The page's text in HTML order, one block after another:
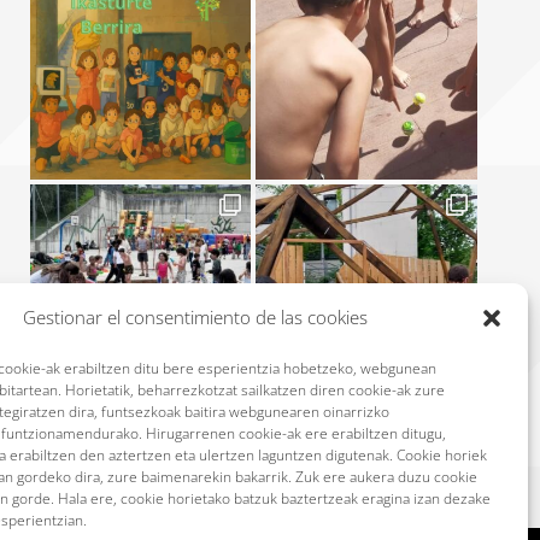
Gestionar el consentimiento de las cookies
ak erabiltzen ditu bere esperientzia hobetzeko, webgunean
Horietatik, beharrezkotzat sailkatzen diren cookie-ak zure
dira, funtsezkoak baitira webgunearen oinarrizko
Hirugarrenen cookie-ak ere erabiltzen ditugu,
erabiltzen den aztertzen eta ulertzen laguntzen digutenak. Cookie horiek
gordeko dira, zure baimenarekin bakarrik. Zuk ere aukera duzu cookie
gorde. Hala ere, cookie horietako batzuk baztertzeak eragina izan dezake
Más Síguenos en Instagram